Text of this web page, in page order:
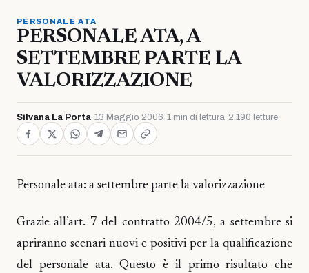
PERSONALE ATA
PERSONALE ATA, A
SETTEMBRE PARTE LA
VALORIZZAZIONE
Silvana La Porta·13 Maggio 2006 ·1 min di lettura· 2.190 letture
Personale ata: a settembre parte la valorizzazione
Grazie all’art. 7 del contratto 2004/5, a settembre si
apriranno scenari nuovi e positivi per la qualificazione
del personale ata. Questo è il primo risultato che